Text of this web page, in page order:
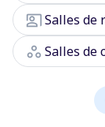
co_presentSalles de
workspaces Salles de